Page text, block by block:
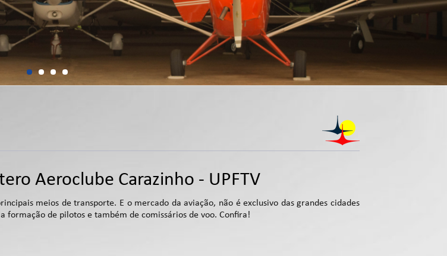
Aeroclube Carazinho - UPFTV
meios de transporte. E o mercado da aviação, não é exclusivo das grandes cidades
formação de pilotos e também de comissários de voo. Confira!